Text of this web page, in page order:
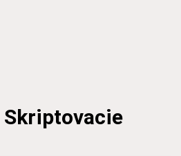
Skriptovacie